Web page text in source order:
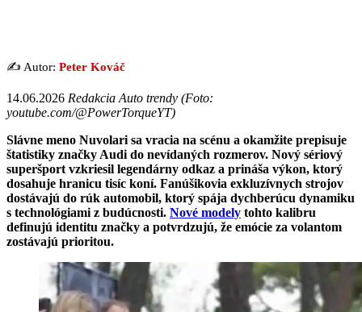
✍️ Autor: Peter Kováč
14.06.2026 Redakcia Auto trendy (Foto:
youtube.com/@PowerTorqueYT)
Slávne meno Nuvolari sa vracia na scénu a okamžite prepisuje
štatistiky značky Audi do nevídaných rozmerov. Nový sériový
superšport vzkriesil legendárny odkaz a prináša výkon, ktorý
dosahuje hranicu tisíc koní. Fanúšikovia exkluzívnych strojov
dostávajú do rúk automobil, ktorý spája dychberúcu dynamiku
s technológiami z budúcnosti. Nové modely tohto kalibru
definujú identitu značky a potvrdzujú, že emócie za volantom
zostávajú prioritou.